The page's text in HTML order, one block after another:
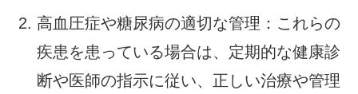
高血圧症や糖尿病の適切な管理：これらの
疾患を患っている場合は、定期的な健康診
断や医師の指示に従い、正しい治療や管理